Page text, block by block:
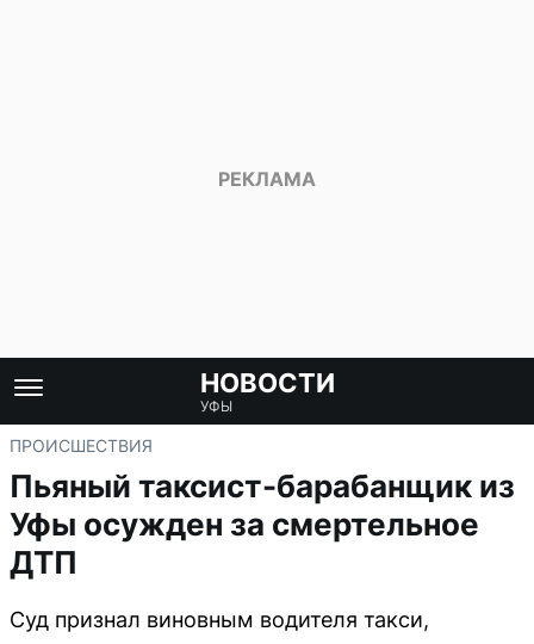
НОВОСТИ
УФЫ
ПРОИСШЕСТВИЯ
Пьяный таксист-барабанщик из
Уфы осужден за смертельное
ДТП
Суд признал виновным водителя такси,